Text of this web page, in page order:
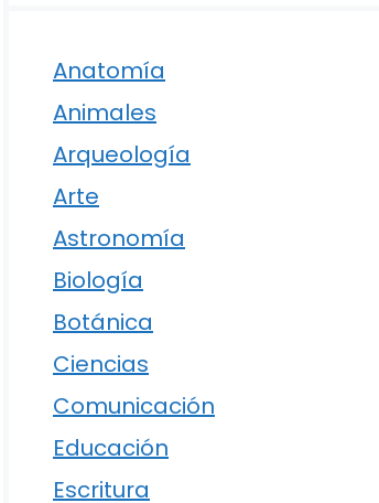
Anatomía
Animales
Arqueología
Arte
Astronomía
Biología
Botánica
Ciencias
Comunicación
Educación
Escritura